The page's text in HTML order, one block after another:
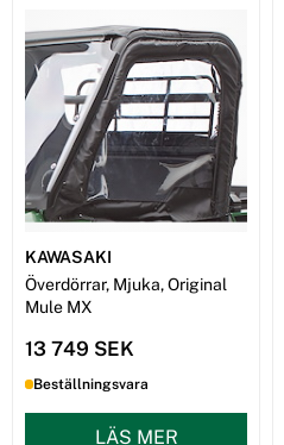
KAWASAKI
Överdörrar, Mjuka, Original
Mule MX
13 749 SEK
Beställningsvara
LÄS MER